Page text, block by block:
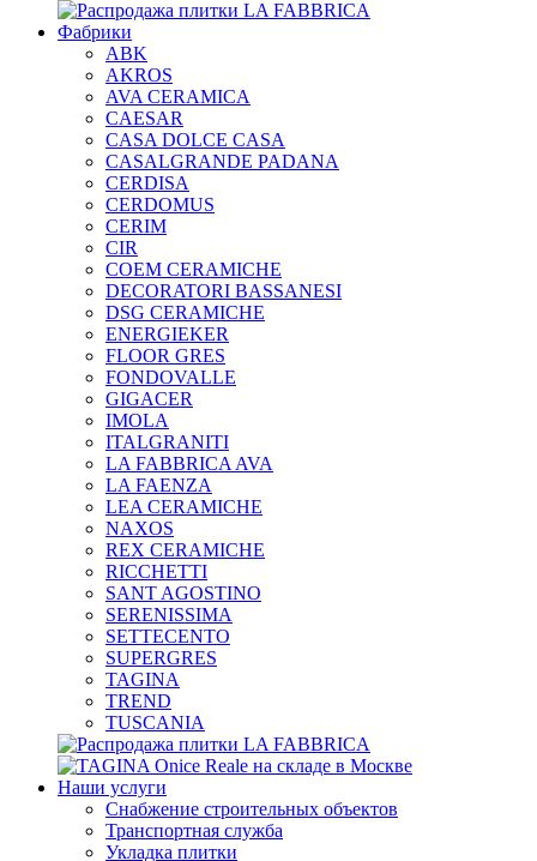
Фабрики
ABK
AKROS
AVA CERAMICA
CAESAR
CASA DOLCE CASA
CASALGRANDE PADANA
CERDISA
CERDOMUS
CERIM
CIR
COEM CERAMICHE
DECORATORI BASSANESI
DSG CERAMICHE
ENERGIEKER
FLOOR GRES
FONDOVALLE
GIGACER
IMOLA
ITALGRANITI
LA FABBRICA AVA
LA FAENZA
LEA CERAMICHE
NAXOS
REX CERAMICHE
RICCHETTI
SANT AGOSTINO
SERENISSIMA
SETTECENTO
SUPERGRES
TAGINA
TREND
TUSCANIA
Наши услуги
Снабжение строительных объектов
Транспортная служба
Укладка плитки